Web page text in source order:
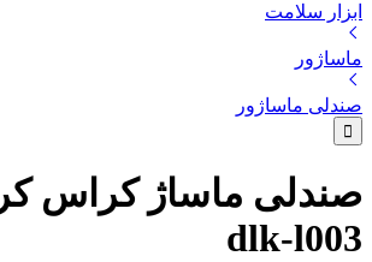
ابزار سلامت
ماساژور
صندلی ماساژور
صندلی ماساژ کراس
dlk-l003